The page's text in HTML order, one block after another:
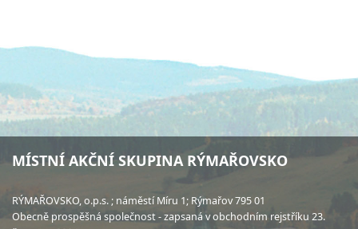
MÍSTNÍ AKČNÍ SKUPINA RÝMAŘOVSKO
RÝMAŘOVSKO, o.p.s. ; náměstí Míru 1; Rýmařov 795 01
Obecně prospěšná společnost - zapsaná v obchodním rejstříku 23.